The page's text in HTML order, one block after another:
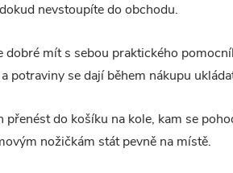
nevstoupíte do obchodu.
dobré mít s sebou praktického
potraviny se dají během nákupu
přenést do košíku na kole, kam se
nožičkám stát pevně na místě.